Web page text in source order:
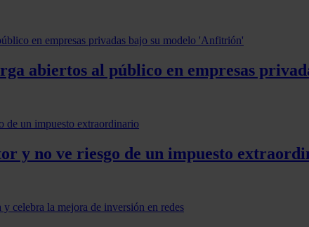
abiertos al público en empresas
y no ve riesgo de un impuesto